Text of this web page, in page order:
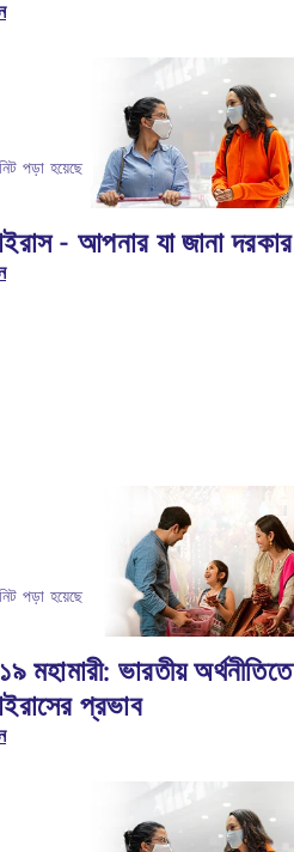
পড়া হয়েছে
- আপনার যা জানা দরকার
পড়া হয়েছে
মহামারী: ভারতীয় অর্থনীতিতে
প্রভাব